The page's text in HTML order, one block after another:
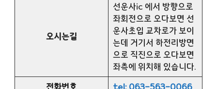
오시는길
선운사ic 에서 방향으로
좌회전으로 오다보면 선
운사초입 교차로가 보이
는데 거기서 하전리방면
으로 직진으로 오다보면
좌측에 위치해 있습니다.